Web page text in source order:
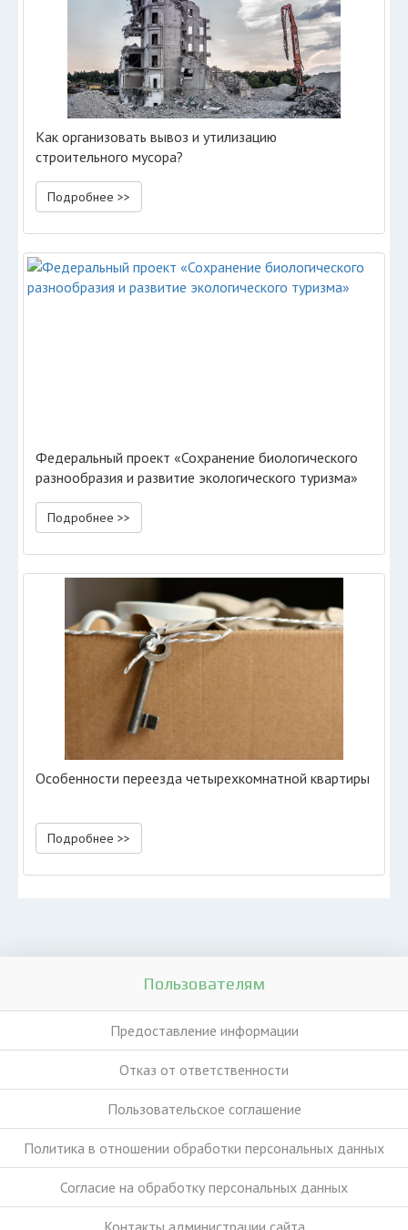
Как организовать вывоз и утилизацию
строительного мусора?
Подробнее >>
Федеральный проект «Сохранение биологического
разнообразия и развитие экологического туризма»
Подробнее >>
Особенности переезда четырехкомнатной квартиры
Подробнее >>
Пользователям
Предоставление информации
Отказ от ответственности
Пользовательское соглашение
Политика в отношении обработки персональных данных
Согласие на обработку персональных данных
Контакты администрации сайта